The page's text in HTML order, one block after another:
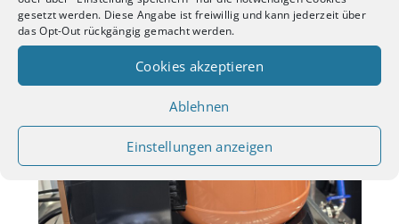
gesetzt werden. Diese Angabe ist freiwillig und kann jederzeit über
das Opt-Out rückgängig gemacht werden.
Cookies akzeptieren
Ablehnen
Einstellungen anzeigen